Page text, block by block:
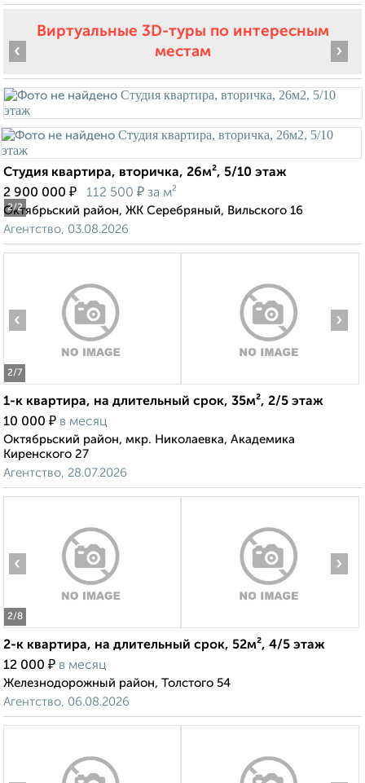
Виртуальные 3D-туры по интересным
местам
2/2
‹ ›
Студия квартира, вторичка, 26м², 5/10 этаж
2 900 000 ₽ 112 500 ₽ за м²
Октябрьский район, ЖК Серебряный, Вильского 16
Агентство, 03.08.2026
2/7
‹ ›
1-к квартира, на длительный срок, 35м², 2/5 этаж
10 000 ₽ в месяц
Октябрьский район, мкр. Николаевка, Академика
Киренского 27
Агентство, 28.07.2026
2/8
‹ ›
2-к квартира, на длительный срок, 52м², 4/5 этаж
12 000 ₽ в месяц
Железнодорожный район, Толстого 54
Агентство, 06.08.2026